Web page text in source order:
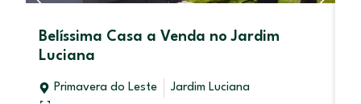
Belíssima Casa a Venda no Jardim
Luciana
Primavera do Leste Jardim Luciana